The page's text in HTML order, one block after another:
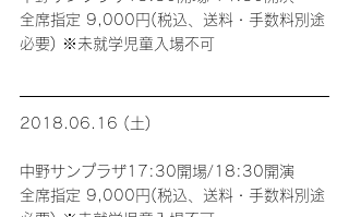
全席指定 9,000円(税込、送料・手数料別途
必要) ※未就学児童入場不可
2018.06.16 (土)
中野サンプラザ17:30開場/18:30開演
全席指定 9,000円(税込、送料・手数料別途